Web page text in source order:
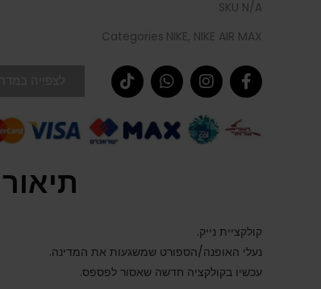
SKU N/A
Categories NIKE, NIKE AIR MAX
תיאור
קולקציית נייק.
נעלי האופנה/הספורט שמשגעות את המדינה.
עכשיו בקולקציה חדשה שאסור לפספס.